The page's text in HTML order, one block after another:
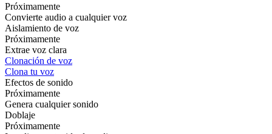
Próximamente
Convierte audio a cualquier voz
Aislamiento de voz
Próximamente
Extrae voz clara
Clonación de voz
Clona tu voz
Efectos de sonido
Próximamente
Genera cualquier sonido
Doblaje
Próximamente